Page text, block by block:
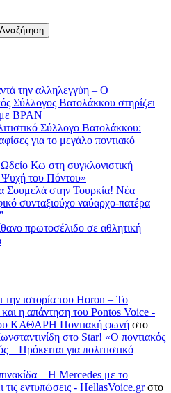
Αναζήτηση
την αλληλεγγύη – Ο
Σύλλογος Βατολάκκου στηρίζει
BPAN
Σύλλογο Βατολάκκου:
για το μεγάλο ποντιακό
Κω στη συγκλονιστική
του Πόντου»
Σουμελά στην Τουρκία! Νέα
συνταξιούχο ναύαρχο-πατέρα
πρωτοσέλιδο σε αθλητική
ιστορία του Horon – Το
και η απάντηση του Pontos Voice -
ΚΑΘΑΡΗ Ποντιακή φωνή στο
στο Star! «Ο ποντιακός
– Πρόκειται για πολιτιστικό
– Η Mercedes με το
εντυπώσεις - HellasVoice.grστο